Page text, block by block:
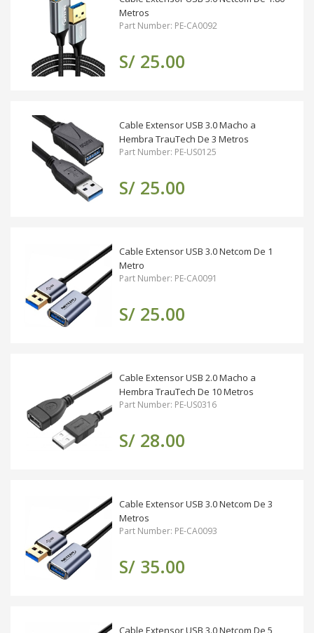
Metros
Part Number: PE-CA0092
S/ 25.00
Cable Extensor USB 3.0 Macho a
Hembra TrauTech De 3 Metros
Part Number: PE-US0125
S/ 25.00
Cable Extensor USB 3.0 Netcom De 1
Metro
Part Number: PE-CA0091
S/ 25.00
Cable Extensor USB 2.0 Macho a
Hembra TrauTech De 10 Metros
Part Number: PE-US0316
S/ 28.00
Cable Extensor USB 3.0 Netcom De 3
Metros
Part Number: PE-CA0093
S/ 35.00
Cable Extensor USB 3.0 Netcom De 5